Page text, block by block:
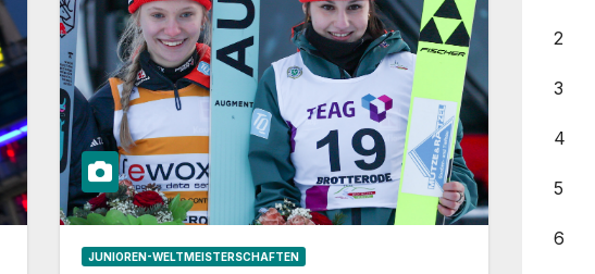
JUNIOREN-WELTMEISTERSCHAFTEN
2
3
4
5
6